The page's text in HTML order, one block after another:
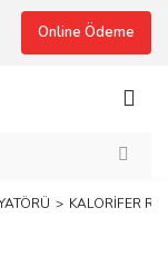
Online Ödeme
KALORİFER